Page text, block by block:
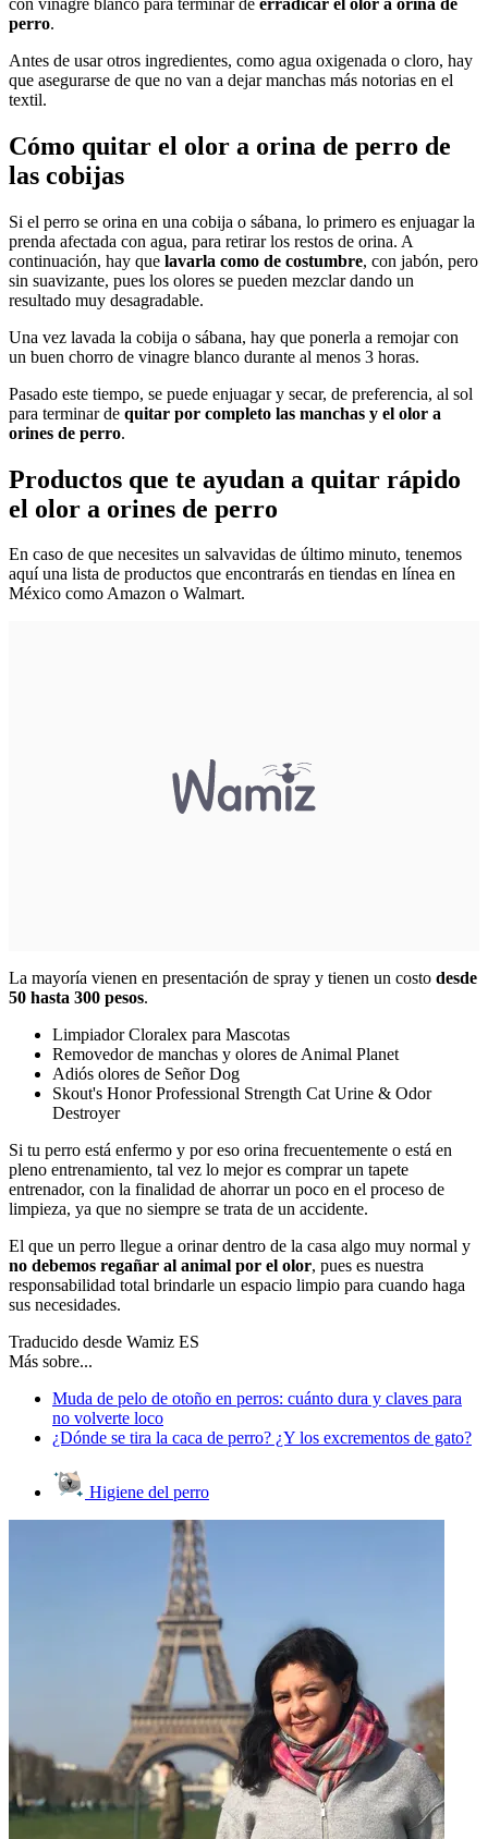
perro.
Antes de usar otros ingredientes, como agua oxigenada o cloro, hay
que asegurarse de que no van a dejar manchas más notorias en el
textil.
Cómo quitar el olor a orina de perro de
las cobijas
Si el perro se orina en una cobija o sábana, lo primero es enjuagar la
prenda afectada con agua, para retirar los restos de orina. A
continuación, hay que lavarla como de costumbre, con jabón, pero
sin suavizante, pues los olores se pueden mezclar dando un
resultado muy desagradable.
Una vez lavada la cobija o sábana, hay que ponerla a remojar con
un buen chorro de vinagre blanco durante al menos 3 horas.
Pasado este tiempo, se puede enjuagar y secar, de preferencia, al sol
para terminar de quitar por completo las manchas y el olor a
orines de perro.
Productos que te ayudan a quitar rápido
el olor a orines de perro
En caso de que necesites un salvavidas de último minuto, tenemos
aquí una lista de productos que encontrarás en tiendas en línea en
México como Amazon o Walmart.
La mayoría vienen en presentación de spray y tienen un costo desde
50 hasta 300 pesos.
Limpiador Cloralex para Mascotas
Removedor de manchas y olores de Animal Planet
Adiós olores de Señor Dog
Skout's Honor Professional Strength Cat Urine & Odor
Destroyer
Si tu perro está enfermo y por eso orina frecuentemente o está en
pleno entrenamiento, tal vez lo mejor es comprar un tapete
entrenador, con la finalidad de ahorrar un poco en el proceso de
limpieza, ya que no siempre se trata de un accidente.
El que un perro llegue a orinar dentro de la casa algo muy normal y
no debemos regañar al animal por el olor, pues es nuestra
responsabilidad total brindarle un espacio limpio para cuando haga
sus necesidades.
Traducido desde Wamiz ES
Más sobre...
Muda de pelo de otoño en perros: cuánto dura y claves para
no volverte loco
¿Dónde se tira la caca de perro​? ¿Y los excrementos de gato?
Higiene del perro